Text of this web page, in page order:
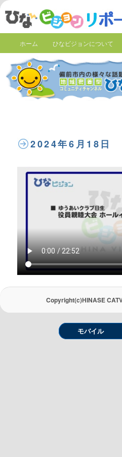
ホーム ひなビジョンについて
2024年6月18日
Copyright(c)HINASE
モバイル